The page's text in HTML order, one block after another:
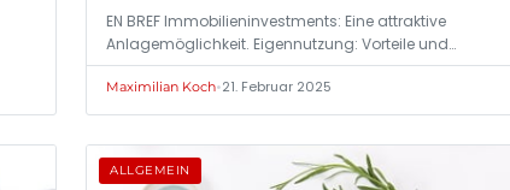
EN BREF Immobilieninvestments: Eine attraktive
Anlagemöglichkeit. Eigennutzung: Vorteile und…
Maximilian Koch•21. Februar 2025
ALLGEMEIN